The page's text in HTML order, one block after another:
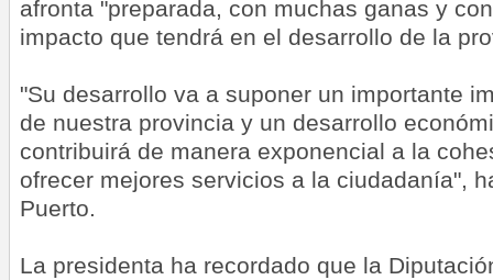
afronta "preparada, con muchas ganas y
impacto que tendrá en el desarrollo de la
"Su desarrollo va a suponer un importante
de nuestra provincia y un desarrollo
contribuirá de manera exponencial a la
ofrecer mejores servicios a la ciudadanía",
Puerto.
La presidenta ha recordado que la